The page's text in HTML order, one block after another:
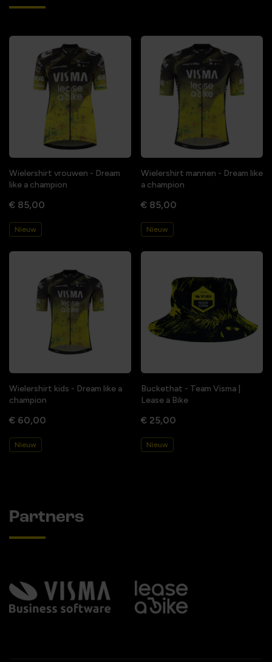
Wielershirt vrouwen - Dream
like a champion
€ 85,00
Nieuw
Wielershirt mannen - Dream like
a champion
€ 85,00
Nieuw
Wielershirt kids - Dream like a
champion
€ 60,00
Nieuw
Buckethat - Team Visma |
Lease a Bike
€ 25,00
Nieuw
Partners